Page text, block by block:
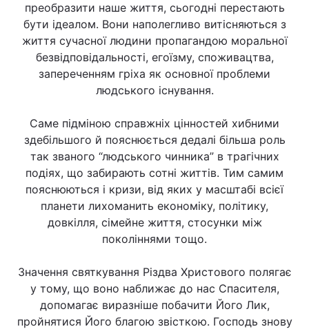
преобразити наше життя, сьогодні перестають
бути ідеалом. Вони наполегливо витісняються з
життя сучасної людини пропагандою моральної
безвідповідальності, егоїзму, споживацтва,
запереченням гріха як основної проблеми
людського існування.
Саме підміною справжніх цінностей хибними
здебільшого й пояснюється дедалі більша роль
так званого “людського чинника” в трагічних
подіях, що забирають сотні життів. Тим самим
пояснюються і кризи, від яких у масштабі всієї
планети лихоманить економіку, політику,
довкілля, сімейне життя, стосунки між
поколіннями тощо.
Значення святкування Різдва Христового полягає
у тому, що воно наближає до нас Спасителя,
допомагає виразніше побачити Його Лик,
пройнятися Його благою звісткою. Господь знову